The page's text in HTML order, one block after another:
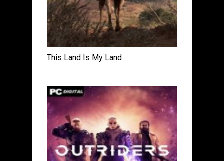
This Land Is My Land